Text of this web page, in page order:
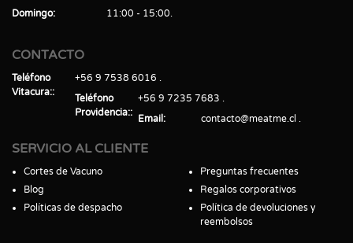
Domingo
11:00 - 15:00
CONTACTO
Teléfono
Vitacura:
+56 9 7538 6016
Teléfono
Providencia:
+56 9 7235 7683
Email
contacto@meatme.cl
SERVICIO AL CLIENTE
Cortes de Vacuno
Blog
Políticas de despacho
Preguntas frecuentes
Regalos corporativos
Política de devoluciones y
reembolsos